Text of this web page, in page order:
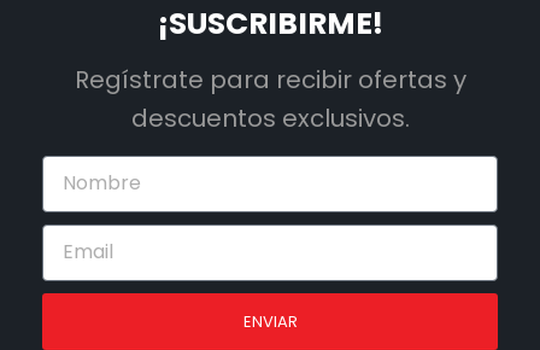
¡SUSCRIBIRME!
Regístrate para recibir ofertas y
descuentos exclusivos.
ENVIAR